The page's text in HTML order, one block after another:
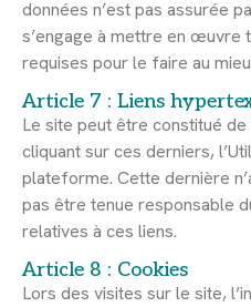
données n’est pas assurée
s’engage à mettre en œuvre
requises pour le faire au
Article 7 : Liens
Le site peut être constitué
cliquant sur ces derniers,
plateforme. Cette dernière
pas être tenue responsable
relatives à ces liens.
Article 8 : Cookies
Lors des visites sur le site,